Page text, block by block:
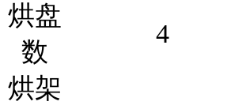
烘盘
数
4
烘架